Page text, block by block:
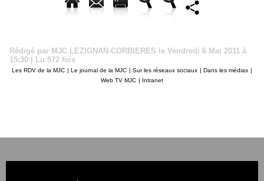
Rédigé par MJC LEZIGNAN-CORBIERES le Vendredi 6 Mai 2011 à
15:30 | Lu 572 fois
Les RDV de la MJC | Le journal de la MJC | Sur les réseaux sociaux | Dans les médias |
Web TV MJC | Intranet